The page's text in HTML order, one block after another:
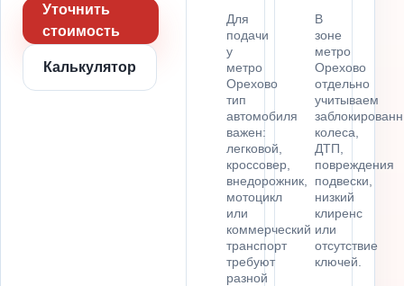
Уточнить
стоимость
Калькулятор
Для
подачи
у
метро
Орехово
тип
автомобиля
важен:
легковой,
кроссовер,
внедорожник,
мотоцикл
или
коммерческий
транспорт
требуют
разной
В
зоне
метро
Орехово
отдельно
учитываем
колеса,
ДТП,
повреждения
подвески,
низкий
клиренс
или
отсутствие
ключей.